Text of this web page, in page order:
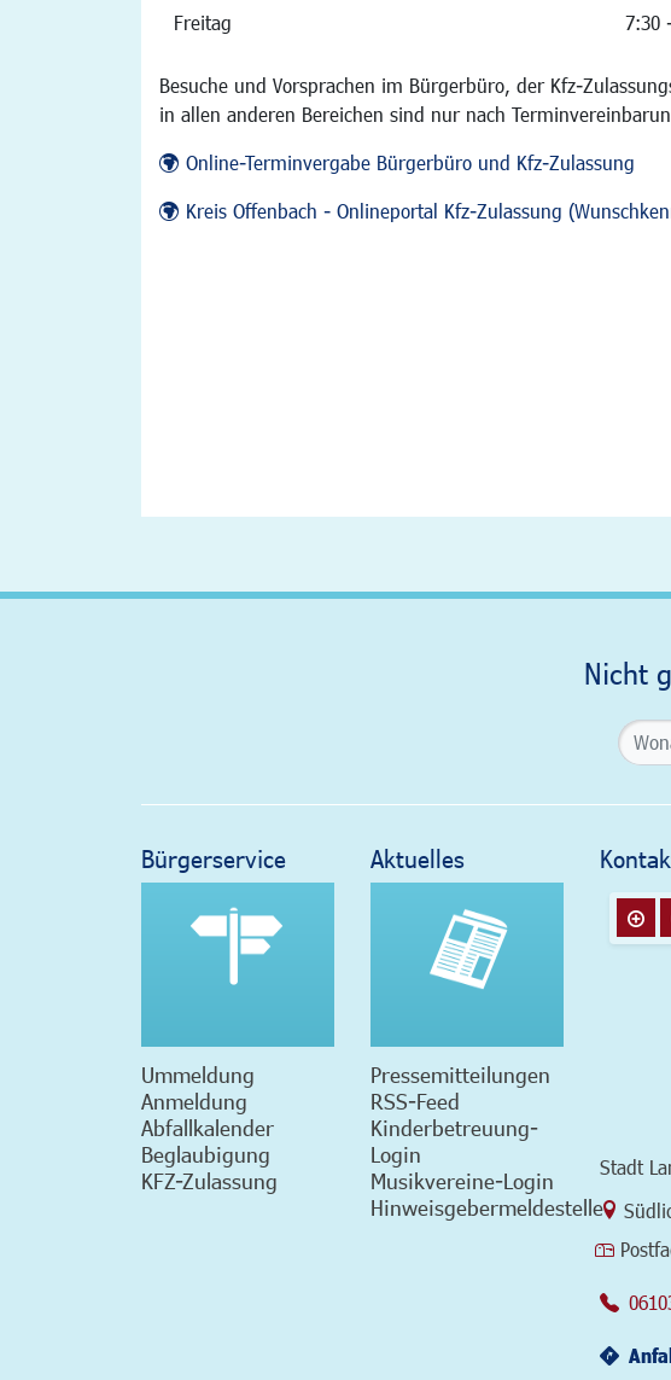
Freitag 7:30
Besuche und Vorsprachen im Bürgerbüro, der Kfz-
in allen anderen Bereichen sind nur nach
Online-Terminvergabe Bürgerbüro und Kfz-Zulassung
Kreis Offenbach - Onlineportal Kfz-Zulassung
Nicht
Bürgerservice
Ummeldung
Anmeldung
Abfallkalender
Beglaubigung
KFZ-Zulassung
Aktuelles
Pressemitteilungen
RSS-Feed
Kinderbetreuung-
Login
Musikvereine-Login
Hinweisgebermeldestelle
Stadt
Link